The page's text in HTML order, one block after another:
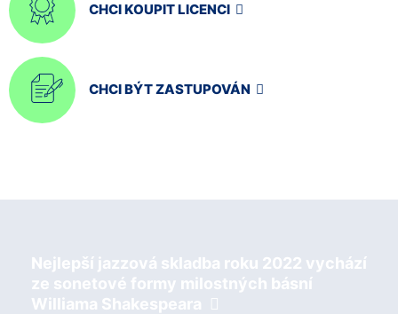
CHCI KOUPIT LICENCI
CHCI BÝT ZASTUPOVÁN
Nejlepší jazzová skladba roku 2022 vychází
ze sonetové formy milostných básní
Williama Shakespeara